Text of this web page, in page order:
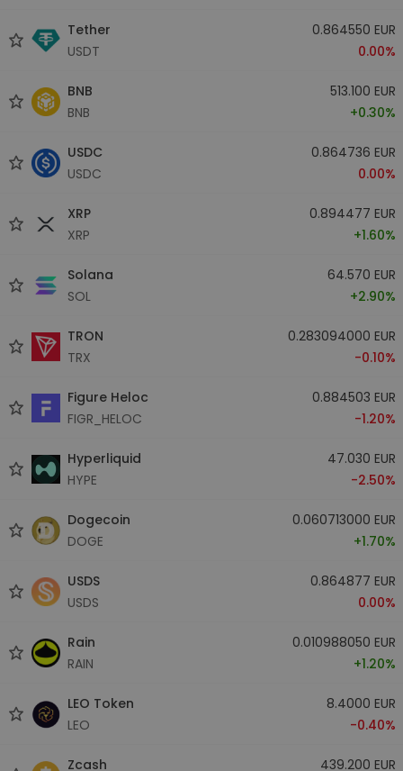
Tether
USDT
0.864550 EUR
0.00%
BNB
BNB
513.100 EUR
+0.30%
USDC
USDC
0.864736 EUR
0.00%
XRP
XRP
0.894477 EUR
+1.60%
Solana
SOL
64.570 EUR
+2.90%
TRON
TRX
0.283094000 EUR
-0.10%
Figure Heloc
FIGR_HELOC
0.884503 EUR
-1.20%
Hyperliquid
HYPE
47.030 EUR
-2.50%
Dogecoin
DOGE
0.060713000 EUR
+1.70%
USDS
USDS
0.864877 EUR
0.00%
Rain
RAIN
0.010988050 EUR
+1.20%
LEO Token
LEO
8.4000 EUR
-0.40%
Zcash
439.200 EUR